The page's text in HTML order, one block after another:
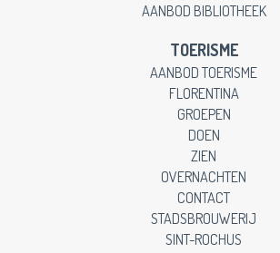
AANBOD BIBLIOTHEEK
TOERISME
AANBOD TOERISME
FLORENTINA
GROEPEN
DOEN
ZIEN
OVERNACHTEN
CONTACT
STADSBROUWERIJ
SINT-ROCHUS